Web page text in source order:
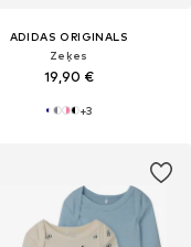
ADIDAS ORIGINALS
Zeķes
19,90 €
+3